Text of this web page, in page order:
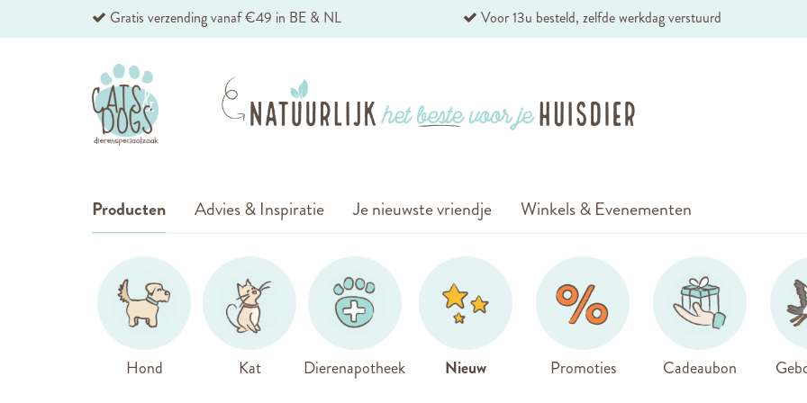
Ga
de
inhoud
Gratis verzending vanaf €49 in BE & NL Voor 13u besteld, zelfde werkdag verstuurd
Producten
Hond Kat Dierenapotheek Nieuw Promoties Cadeaubon
Advies & Inspiratie Je nieuwste vriendje Winkels & Evenementen